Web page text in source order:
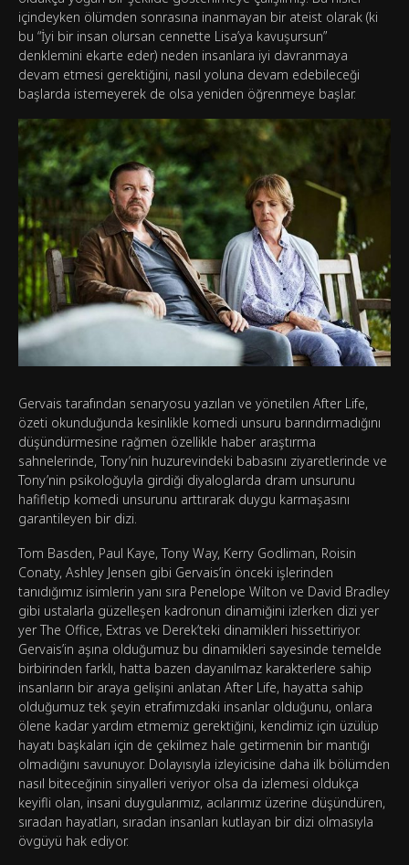
içindeyken ölümden sonrasına inanmayan bir ateist olarak (ki
bu “İyi bir insan olursan cennette Lisa’ya kavuşursun”
denklemini ekarte eder) neden insanlara iyi davranmaya
devam etmesi gerektiğini, nasıl yoluna devam edebileceği
başlarda istemeyerek de olsa yeniden öğrenmeye başlar.
Gervais tarafından senaryosu yazılan ve yönetilen After Life,
özeti okunduğunda kesinlikle komedi unsuru barındırmadığını
düşündürmesine rağmen özellikle haber araştırma
sahnelerinde, Tony’nin huzurevindeki babasını ziyaretlerinde ve
Tony’nin psikoloğuyla girdiği diyaloglarda dram unsurunu
hafifletip komedi unsurunu arttırarak duygu karmaşasını
garantileyen bir dizi.
Tom Basden, Paul Kaye, Tony Way, Kerry Godliman, Roisin
Conaty, Ashley Jensen gibi Gervais’in önceki işlerinden
tanıdığımız isimlerin yanı sıra Penelope Wilton ve David Bradley
gibi ustalarla güzelleşen kadronun dinamiğini izlerken dizi yer
yer The Office, Extras ve Derek’teki dinamikleri hissettiriyor.
Gervais’in aşına olduğumuz bu dinamikleri sayesinde temelde
birbirinden farklı, hatta bazen dayanılmaz karakterlere sahip
insanların bir araya gelişini anlatan After Life, hayatta sahip
olduğumuz tek şeyin etrafımızdaki insanlar olduğunu, onlara
ölene kadar yardım etmemiz gerektiğini, kendimiz için üzülüp
hayatı başkaları için de çekilmez hale getirmenin bir mantığı
olmadığını savunuyor. Dolayısıyla izleyicisine daha ilk bölümden
nasıl biteceğinin sinyalleri veriyor olsa da izlemesi oldukça
keyifli olan, insani duygularımız, acılarımız üzerine düşündüren,
sıradan hayatları, sıradan insanları kutlayan bir dizi olmasıyla
övgüyü hak ediyor.